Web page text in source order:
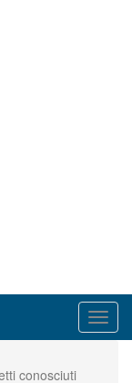
conosciuti